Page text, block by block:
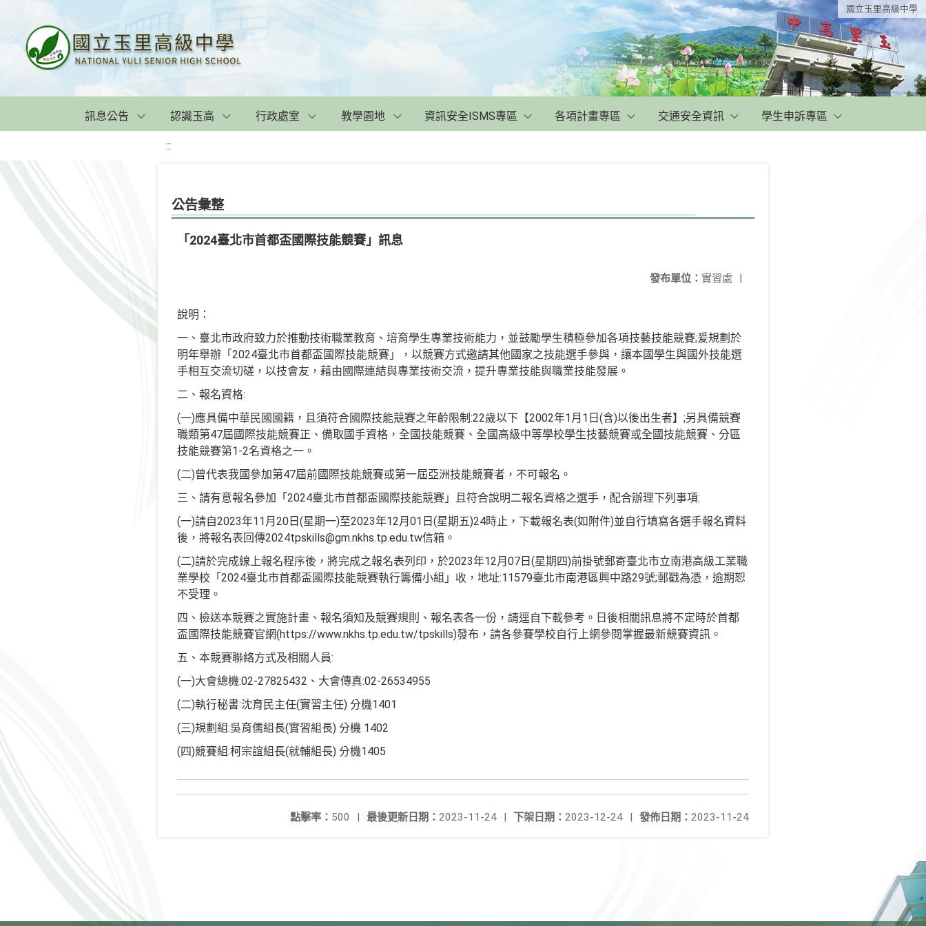
國立玉里高級中學
訊息公告 認識玉高 行政處室 教學園地 資訊安全ISMS專區 各項計畫專區 交通安全資訊 學生申訴專區
:::
公告彙整
「2024臺北市首都盃國際技能競賽」訊息
發布單位： 實習處 |
說明：
一、臺北市政府致力於推動技術職業教育、培育學生專業技術能力，並鼓勵學生積極參加各項技藝技能競賽;爰規劃於
明年舉辦「2024臺北市首都盃國際技能競賽」，以競賽方式邀請其他國家之技能選手參與，讓本國學生與國外技能選
手相互交流切磋，以技會友，藉由國際連結與專業技術交流，提升專業技能與職業技能發展。
二、報名資格:
(一)應具備中華民國國籍，且須符合國際技能競賽之年齡限制:22歲以下【2002年1月1日(含)以後出生者】;另具備競賽
職類第47屆國際技能競賽正、備取國手資格，全國技能競賽、全國高級中等學校學生技藝競賽或全國技能競賽、分區
技能競賽第1-2名資格之一。
(二)曾代表我國參加第47屆前國際技能競賽或第一屆亞洲技能競賽者，不可報名。
三、請有意報名參加「2024臺北市首都盃國際技能競賽」且符合說明二報名資格之選手，配合辦理下列事項:
(一)請自2023年11月20日(星期一)至2023年12月01日(星期五)24時止，下載報名表(如附件)並自行填寫各選手報名資料
後，將報名表回傳2024tpskills@gm.nkhs.tp.edu.tw信箱。
(二)請於完成線上報名程序後，將完成之報名表列印，於2023年12月07日(星期四)前掛號郵寄臺北市立南港高級工業職
業學校「2024臺北市首都盃國際技能競賽執行籌備小組」收，地址:11579臺北市南港區興中路29號;郵戳為憑，逾期恕
不受理。
四、檢送本競賽之實施計畫、報名須知及競賽規則、報名表各一份，請逕自下載參考。日後相關訊息將不定時於首都
盃國際技能競賽官網(https://www.nkhs.tp.edu.tw/tpskills)發布，請各參賽學校自行上網參閱掌握最新競賽資訊。
五、本競賽聯絡方式及相關人員:
(一)大會總機:02-27825432、大會傳真:02-26534955
(二)執行秘書:沈育民主任(實習主任) 分機1401
(三)規劃組:吳育儒組長(實習組長) 分機 1402
(四)競賽組:柯宗誼組長(就輔組長) 分機1405
發佈日期： 2023-11-24
下架日期： 2023-12-24 |
最後更新日期： 2023-11-24 |
點擊率： 500 |